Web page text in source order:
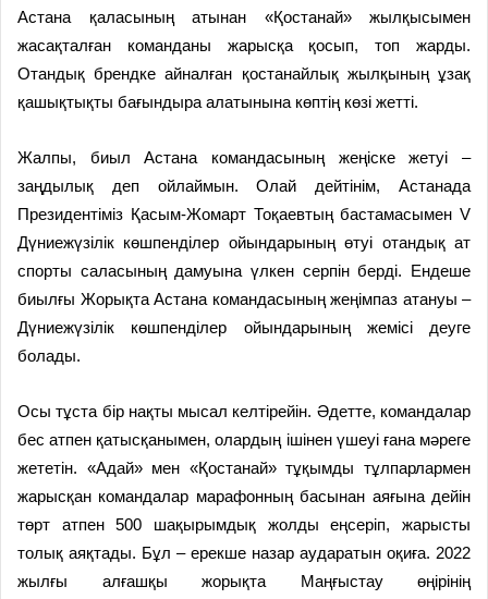
Ас­тана қаласының атынан «Қостан­ай» жылқысымен
жасақталған команданы жарысқа қосып, топ жарды.
Отандық брендке айналған қостанайлық жылқының ұзақ
қаш­­ық­тықты бағындыра алатыны­на көптің көзі жетті.
Жалпы, биыл Астана команда­сының жеңіске жетуі –
заңдылық деп ойлаймын. Олай дейтінім, Ас­танада
Президентіміз Қасым-Жомарт Тоқаевтың бастамасымен V
Дүниежүзілік көшпенділер ойын­­дарының өтуі отандық ат
спорты сала­сының дамуына үлкен серпін берді. Ендеше
биылғы Жо­рықта Астана командасының жең­ім­паз атануы –
Дүниежүзілік көш­пенділер ойындарының жемісі деуге
болады.
Осы тұста бір нақты мысал кел­тірейін. Әдетте, командалар
бес атпен қатысқанымен, олардың іші­нен үшеуі ғана мәреге
жететін. «Адай» мен «Қостанай» тұқымды тұл­парлармен
жарысқан команда­лар марафонның басынан аяғына дейін
төрт атпен 500 шақырымдық жолды еңсеріп, жарысты
толық ая­қ­тады. Бұл – ерекше назар аудар­а­тын оқиға. 2022
жылғы ал­ғашқы жорықта Маңғыстау өңірі­нің